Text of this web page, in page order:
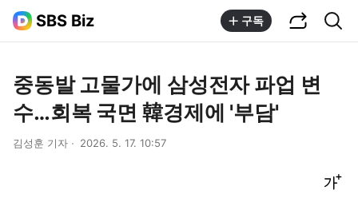
SBS Biz 구독
중동발 고물가에 삼성전자 파업 변
수…회복 국면 韓경제에 '부담'
김성훈 기자 2026. 5. 17. 10:57